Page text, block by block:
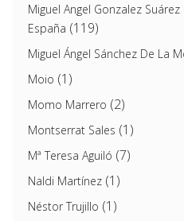
Miguel Angel Gonzalez Suárez
España (119)
Miguel Ángel Sánchez De La
Moio (1)
Momo Marrero (2)
Montserrat Sales (1)
Mª Teresa Aguiló (7)
Naldi Martínez(1)
Néstor Trujillo (1)